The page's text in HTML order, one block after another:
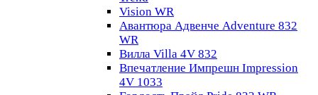
Vision WR
Авантюра Адвенче Adventure 832
WR
Вилла Villa 4V 832
Впечатление Импрешн Impression
4V 1033